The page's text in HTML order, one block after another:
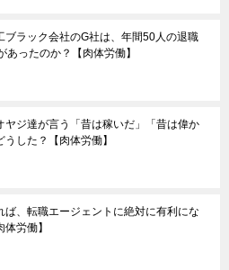
ブラック会社のG社は、年間50人の退職
あったのか？【肉体労働】
ヤジ達が言う「昔は稼いだ」「昔は偉か
した？【肉体労働】
ば、転職エージェントに絶対に有利にな
労働】